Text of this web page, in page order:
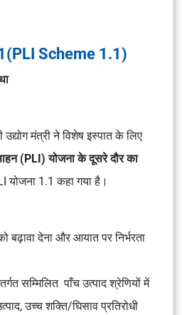
Scheme 1.1)
उद्योग मंत्री ने विशेष इस्पात के लिए
(PLI) योजना के दूसरे दौर का
योजना 1.1 कहा गया है।
बढ़ावा देना और आयात पर निर्भरता
सम्मिलित पाँच उत्पाद श्रेणियों में
उच्च शक्ति/घिसाव प्रतिरोधी